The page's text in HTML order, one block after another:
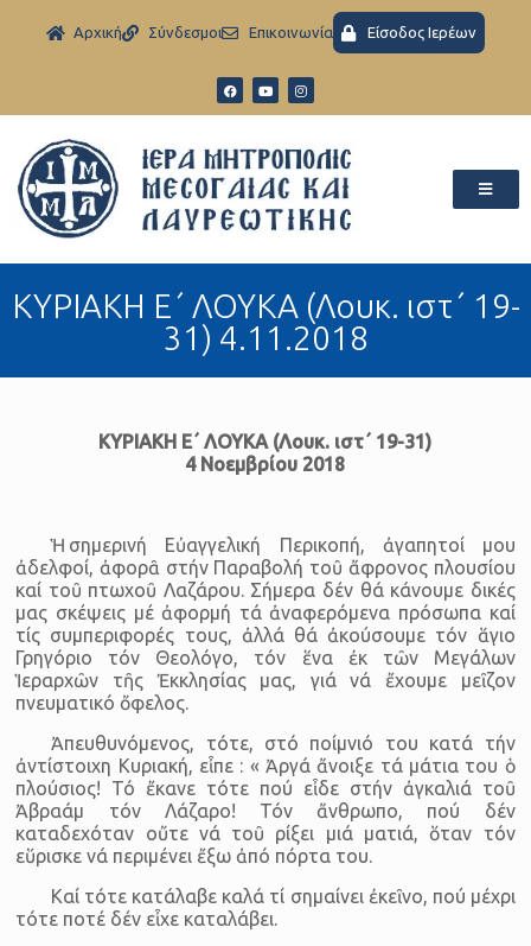
Aρχική Σύνδεσμοι Eπικοινωνία Είσοδος Ιερέων
ΚΥΡΙΑΚΗ Ε΄ ΛΟΥΚΑ (Λουκ. ιστ΄ 19-
31) 4.11.2018
ΚΥΡΙΑΚΗ Ε΄ ΛΟΥΚΑ (Λουκ. ιστ΄ 19-31)
4 Νοεμβρίου 2018
Ἡ σημερινή Εὐαγγελική Περικοπή, ἀγαπητοί μου
ἀδελφοί, ἀφορᾶ στήν Παραβολή τοῦ ἄφρονος πλουσίου
καί τοῦ πτωχοῦ Λαζάρου. Σήμερα δέν θά κάνουμε δικές
μας σκέψεις μέ ἀφορμή τά ἀναφερόμενα πρόσωπα καί
τίς συμπεριφορές τους, ἀλλά θά ἀκούσουμε τόν ἅγιο
Γρηγόριο τόν Θεολόγο, τόν ἕνα ἐκ τῶν Μεγάλων
Ἱεραρχῶν τῆς Ἐκκλησίας μας, γιά νά ἔχουμε μεῖζον
πνευματικό ὄφελος.
Ἀπευθυνόμενος, τότε, στό ποίμνιό του κατά τήν
ἀντίστοιχη Κυριακή, εἶπε : « Ἀργά ἄνοιξε τά μάτια του ὁ
πλούσιος! Τό ἔκανε τότε πού εἶδε στήν ἀγκαλιά τοῦ
Ἀβραάμ τόν Λάζαρο! Τόν ἄνθρωπο, πού δέν
καταδεχόταν οὔτε νά τοῦ ρίξει μιά ματιά, ὅταν τόν
εὕρισκε νά περιμένει ἔξω ἀπό πόρτα του.
Καί τότε κατάλαβε καλά τί σημαίνει ἐκεῖνο, πού μέχρι
τότε ποτέ δέν εἶχε καταλάβει.